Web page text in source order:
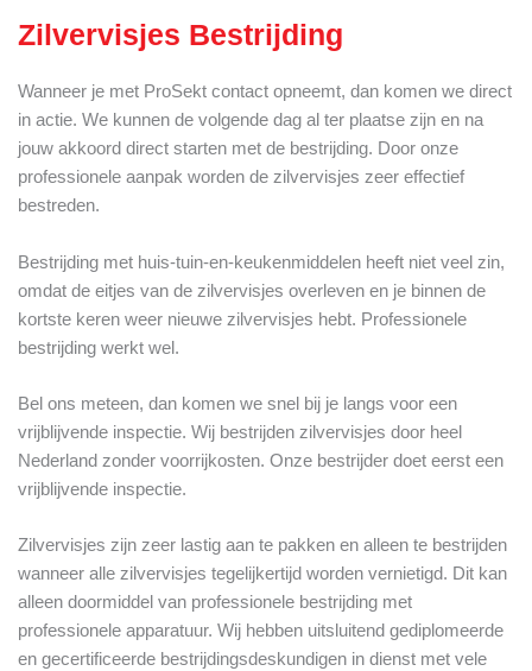
Zilvervisjes Bestrijding
Wanneer je met ProSekt contact opneemt, dan komen we direct
in actie. We kunnen de volgende dag al ter plaatse zijn en na
jouw akkoord direct starten met de bestrijding. Door onze
professionele aanpak worden de zilvervisjes zeer effectief
bestreden.
Bestrijding met huis-tuin-en-keukenmiddelen heeft niet veel zin,
omdat de eitjes van de zilvervisjes overleven en je binnen de
kortste keren weer nieuwe zilvervisjes hebt. Professionele
bestrijding werkt wel.
Bel ons meteen, dan komen we snel bij je langs voor een
vrijblijvende inspectie. Wij bestrijden zilvervisjes door heel
Nederland zonder voorrijkosten. Onze bestrijder doet eerst een
vrijblijvende inspectie.
Zilvervisjes zijn zeer lastig aan te pakken en alleen te bestrijden
wanneer alle zilvervisjes tegelijkertijd worden vernietigd. Dit kan
alleen doormiddel van professionele bestrijding met
professionele apparatuur. Wij hebben uitsluitend gediplomeerde
en gecertificeerde bestrijdingsdeskundigen in dienst met vele